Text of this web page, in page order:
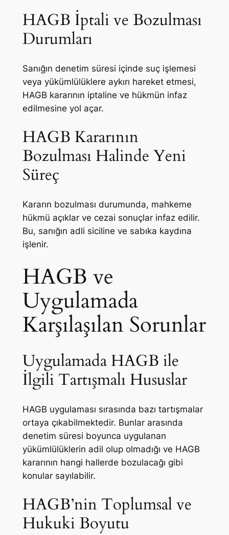
HAGB İptali ve Bozulması
Durumları
Sanığın denetim süresi içinde suç işlemesi
veya yükümlülüklere aykırı hareket etmesi,
HAGB kararının iptaline ve hükmün infaz
edilmesine yol açar.
HAGB Kararının
Bozulması Halinde Yeni
Süreç
Kararın bozulması durumunda, mahkeme
hükmü açıklar ve cezai sonuçlar infaz edilir.
Bu, sanığın adli siciline ve sabıka kaydına
işlenir.
HAGB ve
Uygulamada
Karşılaşılan Sorunlar
Uygulamada HAGB ile
İlgili Tartışmalı Hususlar
HAGB uygulaması sırasında bazı tartışmalar
ortaya çıkabilmektedir. Bunlar arasında
denetim süresi boyunca uygulanan
yükümlülüklerin adil olup olmadığı ve HAGB
kararının hangi hallerde bozulacağı gibi
konular sayılabilir.
HAGB’nin Toplumsal ve
Hukuki Boyutu